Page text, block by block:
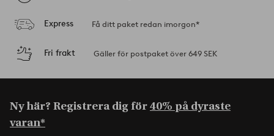
Express Få ditt paket redan imorgon*
Fri frakt Gäller för postpaket över 649 SEK
Ny här? Registrera dig för40% på dyraste
varan*